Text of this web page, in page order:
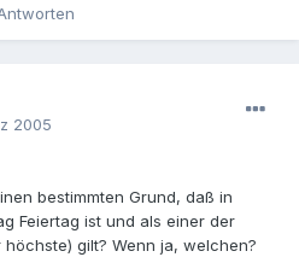
2005
bestimmten Grund, daß in
Feiertag ist und als einer der
gilt? Wenn ja, welchen?